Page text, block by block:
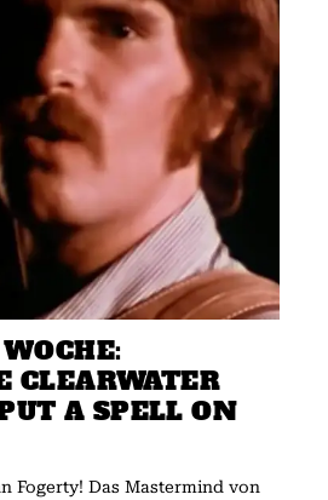
CLEARWATER
A SPELL ON
Fogerty! Das Mastermind von